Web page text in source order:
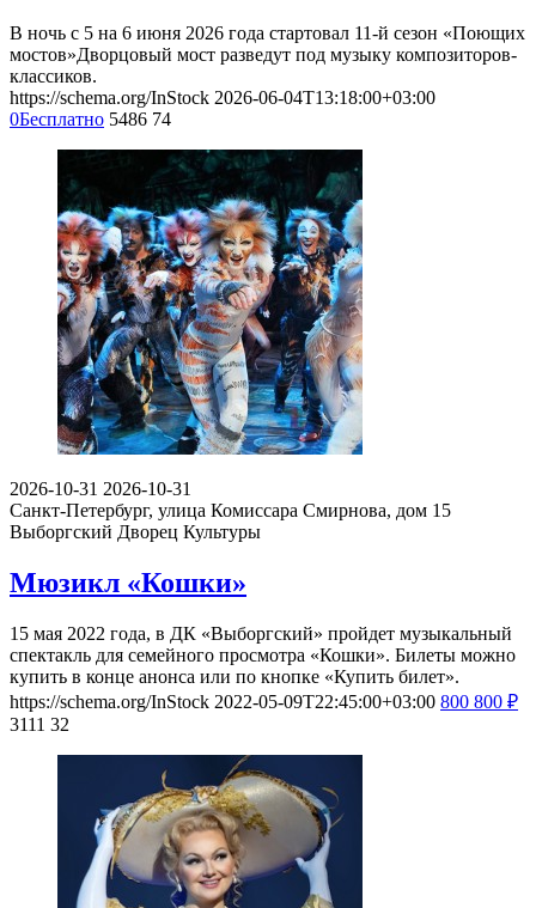
В ночь с 5 на 6 июня 2026 года стартовал 11-й сезон «Поющих
мостов»Дворцовый мост разведут под музыку композиторов-
классиков.
https://schema.org/InStock 2026-06-04T13:18:00+03:00
0Бесплатно 5486 74
2026-10-31 2026-10-31
Санкт-Петербург, улица Комиссара Смирнова, дом 15
Выборгский Дворец Культуры
Мюзикл «Кошки»
15 мая 2022 года, в ДК «Выборгский» пройдет музыкальный
спектакль для семейного просмотра «Кошки». Билеты можно
купить в конце анонса или по кнопке «Купить билет».
https://schema.org/InStock 2022-05-09T22:45:00+03:00 800 800 ₽
3111 32